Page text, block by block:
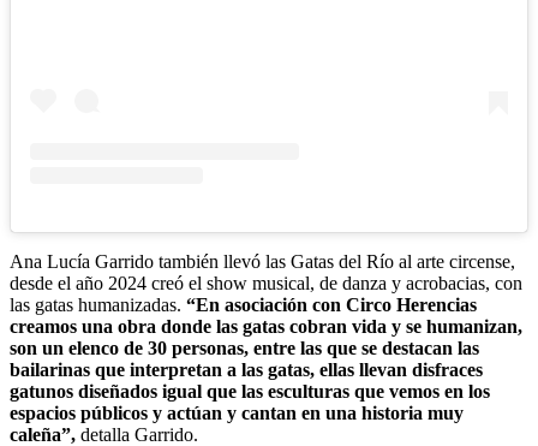
Ana Lucía Garrido también llevó las Gatas del Río al arte circense,
desde el año 2024 creó el show musical, de danza y acrobacias, con
las gatas humanizadas. “En asociación con Circo Herencias
creamos una obra donde las gatas cobran vida y se humanizan,
son un elenco de 30 personas, entre las que se destacan las
bailarinas que interpretan a las gatas, ellas llevan disfraces
gatunos diseñados igual que las esculturas que vemos en los
espacios públicos y actúan y cantan en una historia muy
caleña”, detalla Garrido.